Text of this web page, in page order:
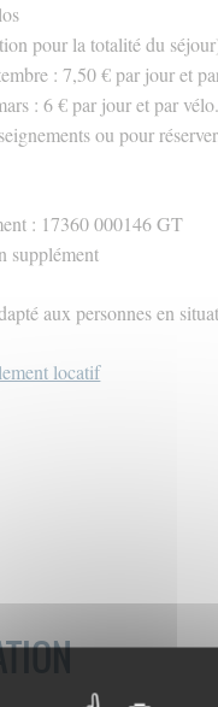
pour la totalité du
: 7,50 € par jour et
: 6 € par jour et par vélo.
ou pour
: 17360 000146 GT
supplément
aux personnes en
locatif